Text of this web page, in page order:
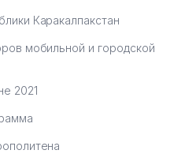
Каракалпакстан
мобильной и городской
2021